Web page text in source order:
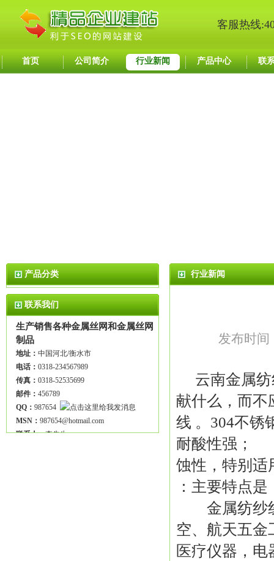
客服热线
首页 公司简介 行业新闻 产品中心 联
产品分类
联系我们
生产销售各种金属丝网和金属丝网
制品
地址： 中国河北/衡水市
电话： 0318-234567989
传真： 0318-52535699
邮件： 456789
QQ： 987654
MSN： 987654@hotmail.com
联系人：李先生
行业新闻
发布时间
云南 金属
献什么，而不
线 。304不锈
耐酸性强；
蚀性，特别
：主要特点
金属纺纱线
空、航天五金
医疗仪器，